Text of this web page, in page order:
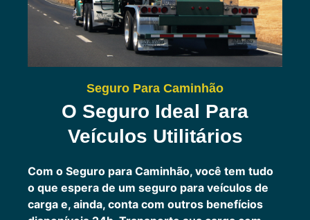
Seguro Para Caminhão
O Seguro Ideal Para
Veículos Utilitários
Com o Seguro para Caminhão, você tem tudo
o que espera de um seguro para veículos de
carga e, ainda, conta com outros benefícios